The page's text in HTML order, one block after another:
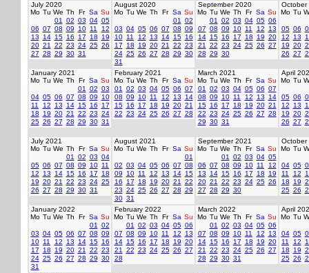
July 2020
Mo Tu We Th Fr Sa Su
01
02 03 04 05
06 07 08 09 10 11
12
13
14 15 16 17 18
19
20 21 22 23 24 25 26
27 28 29 30 31
August 2020
Mo Tu We Th Fr Sa Su
01
02
03 04 05 06 07 08 09
10 11 12 13 14 15 16
17
18 19 20 21 22 23
24 25 26 27 28 29 30
31
September 2020
Mo Tu We Th Fr Sa Su
01
02 03 04 05 06
07 08 09 10 11 12
13
14 15 16 17 18 19 20
21
22 23 24 25 26 27
28 29 30
October
Mo Tu
05 06
12
13
19 20
26 27
January 2021
Mo Tu We Th Fr Sa Su
01
02 03
04 05 06 07 08 09
10
11
12 13 14 15 16
17
18
19 20 21 22 23 24
25 26 27 28 29 30 31
February 2021
Mo Tu We Th Fr Sa Su
01
02 03 04 05 06 07
08 09 10 11 12 13
14
15 16 17 18 19 20 21
22 23 24 25 26 27 28
March 2021
Mo Tu We Th Fr Sa Su
01
02 03 04 05 06 07
08 09 10 11 12 13
14
15 16 17 18 19 20 21
22 23 24 25 26 27 28
29 30 31
April
Mo Tu
05 06
12
13
19 20
26 27
July 2021
Mo Tu We Th Fr Sa Su
01
02 03 04
05 06 07 08 09 10 11
12
13 14 15 16 17
18
19 20 21 22 23 24 25
26 27 28 29 30 31
August 2021
Mo Tu We Th Fr Sa Su
01
02 03 04 05 06 07 08
09
10 11 12 13 14 15
16
17 18 19 20 21
22
23 24 25 26 27 28 29
30 31
September 2021
Mo Tu We Th Fr Sa Su
01
02 03 04 05
06 07 08 09 10 11
12
13
14 15 16 17 18
19
20 21 22 23 24 25 26
27 28 29 30
October
Mo Tu
04 05
11
12
18
19
25 26
January 2022
Mo Tu We Th Fr Sa Su
01
02
03 04 05 06 07 08 09
10 11 12 13 14 15 16
17
18 19 20 21 22 23
24 25 26 27 28 29 30
31
February 2022
Mo Tu We Th Fr Sa Su
01
02 03 04 05 06
07 08 09 10 11 12
13
14 15 16 17 18 19 20
21
22 23 24 25 26 27
28
March 2022
Mo Tu We Th Fr Sa Su
01
02 03 04 05 06
07 08 09 10 11 12
13
14 15 16 17 18 19 20
21
22 23 24 25 26 27
28 29 30 31
April
Mo Tu
04 05
11
12
18
19
25 26